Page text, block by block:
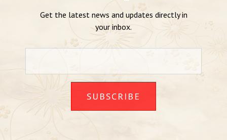
Get the latest news and updates directly in
your inbox.
SUBSCRIBE